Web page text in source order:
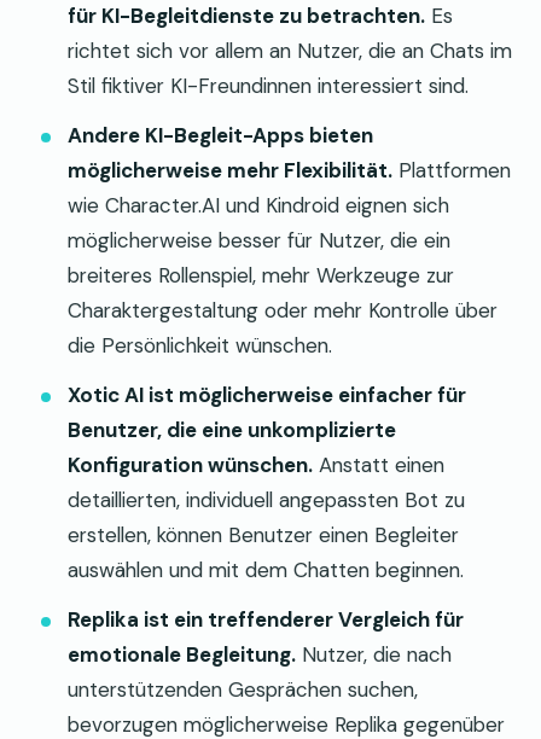
für KI-Begleitdienste zu betrachten. Es
richtet sich vor allem an Nutzer, die an Chats im
Stil fiktiver KI-Freundinnen interessiert sind.
Andere KI-Begleit-Apps bieten
möglicherweise mehr Flexibilität. Plattformen
wie Character.AI und Kindroid eignen sich
möglicherweise besser für Nutzer, die ein
breiteres Rollenspiel, mehr Werkzeuge zur
Charaktergestaltung oder mehr Kontrolle über
die Persönlichkeit wünschen.
Xotic AI ist möglicherweise einfacher für
Benutzer, die eine unkomplizierte
Konfiguration wünschen. Anstatt einen
detaillierten, individuell angepassten Bot zu
erstellen, können Benutzer einen Begleiter
auswählen und mit dem Chatten beginnen.
Replika ist ein treffenderer Vergleich für
emotionale Begleitung. Nutzer, die nach
unterstützenden Gesprächen suchen,
bevorzugen möglicherweise Replika gegenüber